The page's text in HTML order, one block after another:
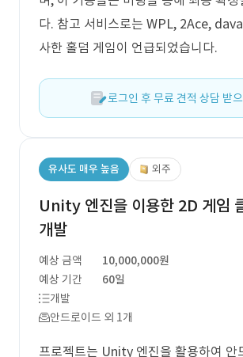
다. 참고 서비스로는 WPL, 2Ace,
사한 홀덤 게임이 언급되었습니다.
로그인 후 무료 견적 상담 받
유사도 매우 높음 외주
Unity 엔진을 이용한 2D 게임
개발
예상 금액
10,000,000원
예상 기간
60일
개발
안드로이드 외 1개
프로젝트는 Unity 엔진을 활용하여 안